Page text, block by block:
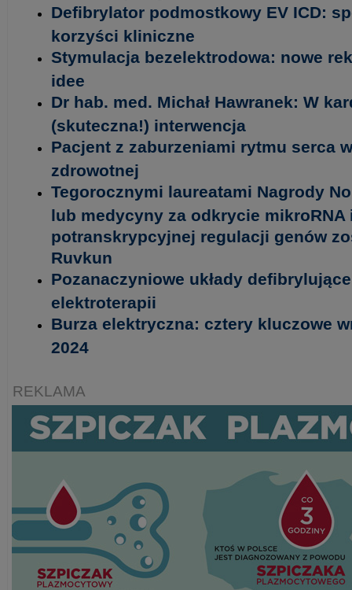
Defibrylator podmostkowy EV ICD:
korzyści kliniczne
Stymulacja bezelektrodowa: nowe
idee
Dr hab. med. Michał Hawranek: W
(skuteczna!) interwencja
Pacjent z zaburzeniami rytmu serca
zdrowotnej
Tegorocznymi laureatami Nagrody
lub medycyny za odkrycie mikroRNA
potranskrypcyjnej regulacji genów
Ruvkun
Pozanaczyniowe układy
elektroterapii
Burza elektryczna: cztery kluczowe
2024
REKLAMA